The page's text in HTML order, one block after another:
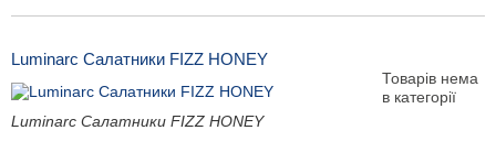
Luminarc Салатники FIZZ HONEY
Luminarc Салатники FIZZ HONEY
Товарів нема
в категорії